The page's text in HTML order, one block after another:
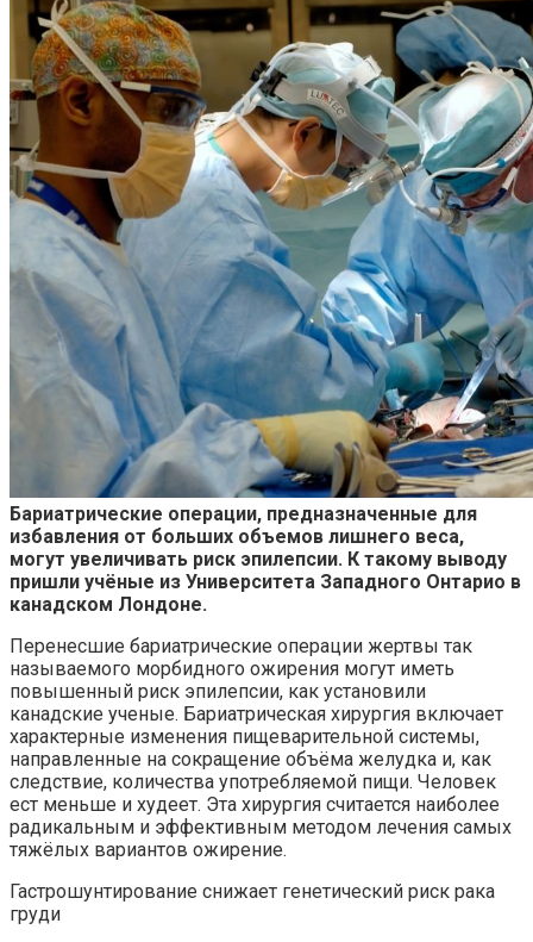
Бариатрические операции, предназначенные для
избавления от больших объемов лишнего веса,
могут увеличивать риск эпилепсии. К такому выводу
пришли учёные из Университета Западного Онтарио в
канадском Лондоне.
Перенесшие бариатрические операции жертвы так
называемого морбидного ожирения могут иметь
повышенный риск эпилепсии, как установили
канадские ученые. Бариатрическая хирургия включает
характерные изменения пищеварительной системы,
направленные на сокращение объёма желудка и, как
следствие, количества употребляемой пищи. Человек
ест меньше и худеет. Эта хирургия считается наиболее
радикальным и эффективным методом лечения самых
тяжёлых вариантов ожирение.
Гастрошунтирование снижает генетический риск рака
груди